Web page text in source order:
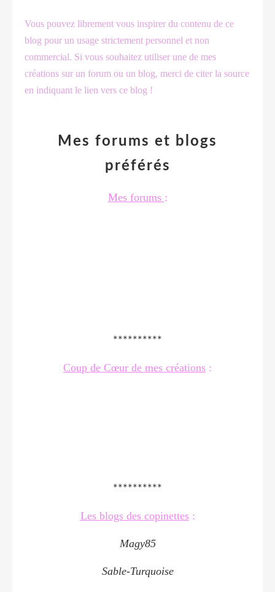
Vous pouvez librement vous inspirer du contenu de ce
blog pour un usage strictement personnel et non
commercial. Si vous souhaitez utiliser une de mes
créations sur un forum ou un blog, merci de citer la source
en indiquant le lien vers ce blog !
Mes forums et blogs
préférés
Mes forums :
**********
Coup de Cœur de mes créations :
**********
Les blogs des copinettes:
Magy85
Sable-Turquoise